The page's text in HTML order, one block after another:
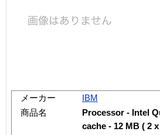
メーカー
IBM
商品名
Processor - Intel
cache - 12 MB ( 2